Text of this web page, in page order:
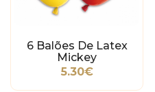
6 Balões De Latex
Mickey
5.30€